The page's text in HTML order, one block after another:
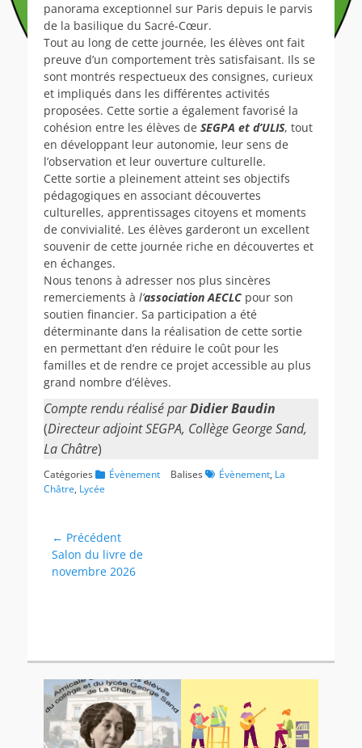
panorama exceptionnel sur Paris depuis le parvis
de la basilique du Sacré-Cœur.
Tout au long de cette journée, les élèves ont fait
preuve d’un comportement très satisfaisant. Ils se
sont montrés respectueux des consignes, curieux
et impliqués dans les différentes activités
proposées. Cette sortie a également favorisé la
cohésion entre les élèves de SEGPA et d’ULIS, tout
en développant leur autonomie, leur sens de
l’observation et leur ouverture culturelle.
Cette sortie a pleinement atteint ses objectifs
pédagogiques en associant découvertes
culturelles, apprentissages citoyens et moments
de convivialité. Les élèves garderont un excellent
souvenir de cette journée riche en découvertes et
en échanges.
Nous tenons à adresser nos plus sincères
remerciements à l’association AECLC pour son
soutien financier. Sa participation a été
déterminante dans la réalisation de cette sortie
en permettant d’en réduire le coût pour les
familles et de rendre ce projet accessible au plus
grand nombre d’élèves.
Compte rendu réalisé parDidier Baudin
(Directeur adjoint SEGPA, Collège George Sand,
La Châtre)
Catégories Évènement Balises Évènement, La
Châtre, Lycée
Navigation
de
l’article
← Précédent
Article
précédent :
Salon du livre de
novembre 2026